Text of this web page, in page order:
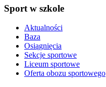
Sport w szkole
Aktualności
Baza
Osiągnięcia
Sekcje sportowe
Liceum sportowe
Oferta obozu sportowego